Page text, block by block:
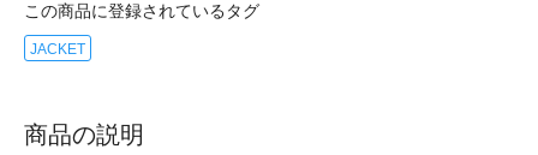
この商品に登録されているタグ
JACKET
商品の説明